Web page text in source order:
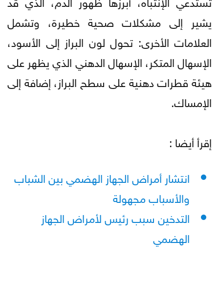
يشير إلى مشكلات صحية خطيرة، وتشمل
العلامات الأخرى: تحول لون البراز إلى الأسود،
الإسهال المتكر، الإسهال الدهني الذي يظهر على
هيئة قطرات دهنية على سطح البراز، إضافة إلى
الإمساك.
إقرأ أيضا :
انتشار أمراض الجهاز الهضمي بين الشباب
والأسباب مجهولة
التدخين سبب رئيس لأمراض الجهاز
الهضمي